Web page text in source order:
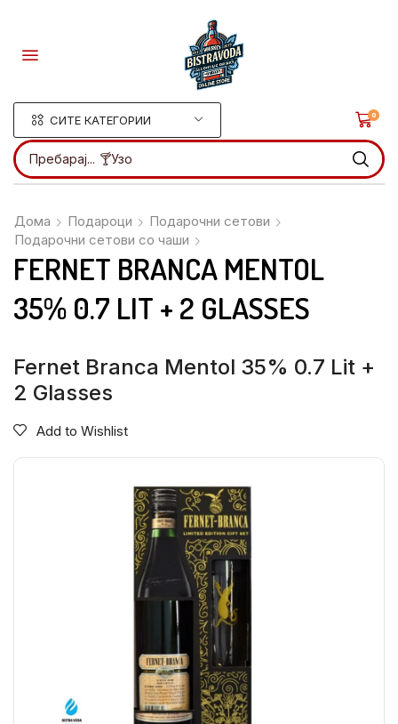
СИТЕ КАТЕГОРИИ
Пребарај... 🍸Узо
0
Дома Подароци
Подарочни сетови
Подарочни сетови со чаши
FERNET BRANCA MENTOL
35% 0.7 LIT + 2 GLASSES
Fernet Branca Mentol 35% 0.7 Lit +
2 Glasses
Add to Wishlist